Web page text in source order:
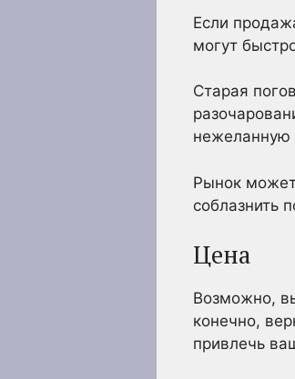
Если
могут
Старая
нежеланную
Рынок
соблазнить
Цена
Возможно,
конечно,
привлечь